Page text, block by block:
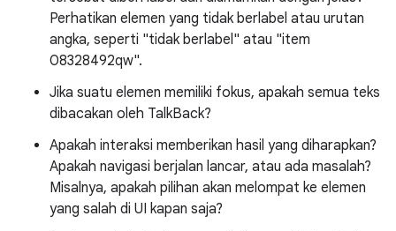
Perhatikan elemen yang tidak berlabel atau urutan
angka, seperti "tidak berlabel" atau "item
08328492qw".
Jika suatu elemen memiliki fokus, apakah semua teks
dibacakan oleh TalkBack?
Apakah interaksi memberikan hasil yang diharapkan?
Apakah navigasi berjalan lancar, atau ada masalah?
Misalnya, apakah pilihan akan melompat ke elemen
yang salah di UI kapan saja?